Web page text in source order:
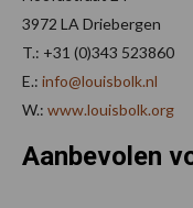
3972 LA Driebergen
T.: +31 (0)343 523860
E.: info@louisbolk.nl
W.: www.louisbolk.org
Aanbevolen